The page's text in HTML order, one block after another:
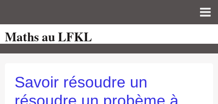
Page d'accueil
Pour les Profs
auto-évaluations
Maths au LFKL
Savoir résoudre un